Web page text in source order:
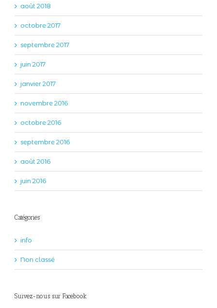
août 2018
octobre 2017
septembre 2017
juin 2017
janvier 2017
novembre 2016
octobre 2016
septembre 2016
août 2016
juin 2016
Catégories
info
Non classé
Suivez-nous sur Facebook